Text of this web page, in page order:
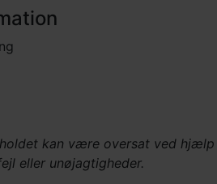
kan være oversat ved hjælp
eller unøjagtigheder.